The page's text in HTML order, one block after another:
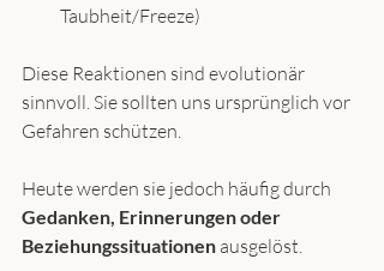
Taubheit/Freeze)
Diese Reaktionen sind evolutionär
sinnvoll. Sie sollten uns ursprünglich vor
Gefahren schützen.
Heute werden sie jedoch häufig durch
Gedanken, Erinnerungen oder
Beziehungssituationen ausgelöst.